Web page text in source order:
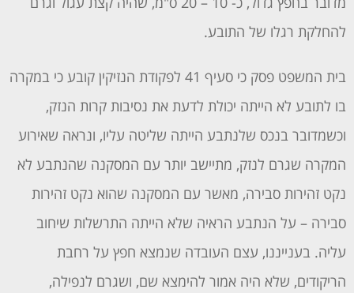
להחלקת רגלו של התובע.
בית המשפט פסק כי סעיף 41 לפקודת הנזיקין קובע כי במקרה
בו לתובע לא הייתה יכולת לדעת את נסיבות קרות הנזק,
וכשמדובר בנכס שלנתבע הייתה שליטה עליו, ונראה שאירוע
המקרה שגרם לנזק, מתיישב יותר עם המסקנה שהנתבע לא
נקט זהירות סבירה, מאשר עם המסקנה שהוא נקט זהירות
סבירה – על הנתבע הראיה שלא הייתה התרשלות שיחוב
עליה. בענייננו, עצם העובדה שנמצא חפץ על רחבת
הריקודים, שלא היה אמור להימצא שם, ושגרם לנפילה,